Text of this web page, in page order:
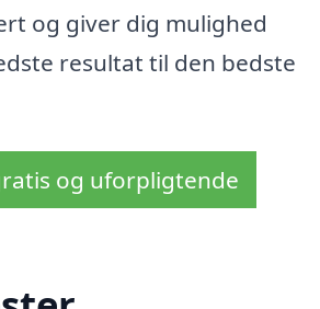
og giver dig mulighed
resultat til den bedste
og uforpligtende